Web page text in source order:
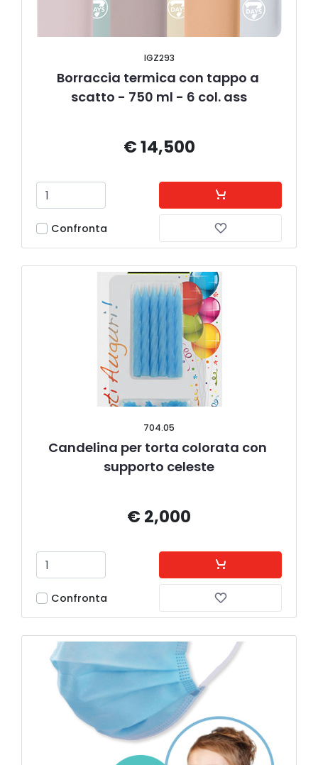
IGZ293
Borraccia termica con tappo a
scatto - 750 ml - 6 col. ass
€ 14,500
Confronta
704.05
Candelina per torta colorata con
supporto celeste
€ 2,000
Confronta